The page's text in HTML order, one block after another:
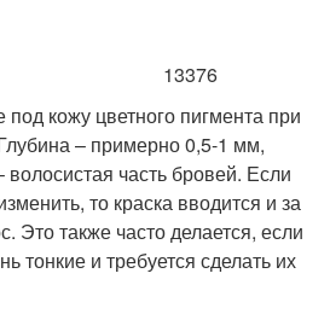
13376
кожу цветного пигмента при
– примерно 0,5-1 мм,
волосистая часть бровей. Если
то краска вводится и за
Это также часто делается, если
тонкие и требуется сделать их